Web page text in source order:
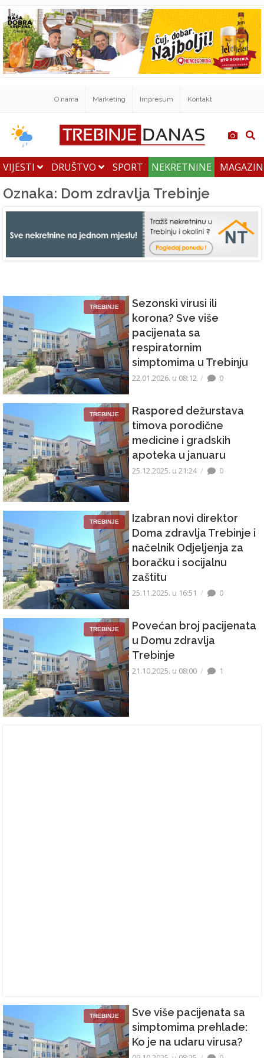
O nama Marketing Impresum Kontakt
VIJESTI DRUŠTVO SPORT NEKRETNINE
Oznaka: Dom zdravlja Trebinje
TREBINJE
Sezonski virusi ili
korona? Sve više
pacijenata sa
respiratornim
simptomima u Trebinju
22.01.2026. u 08:12 0
TREBINJE
Raspored dežurstava
timova porodične
medicine i gradskih
apoteka u januaru
25.12.2025. u 21:24 0
TREBINJE
Izabran novi direktor
Doma zdravlja Trebinje i
načelnik Odjeljenja za
boračku i socijalnu
zaštitu
25.11.2025. u 16:51 0
TREBINJE
Povećan broj pacijenata
u Domu zdravlja
Trebinje
21.10.2025. u 08:00 1
TREBINJE
Sve više pacijenata sa
simptomima prehlade:
Ko je na udaru virusa?